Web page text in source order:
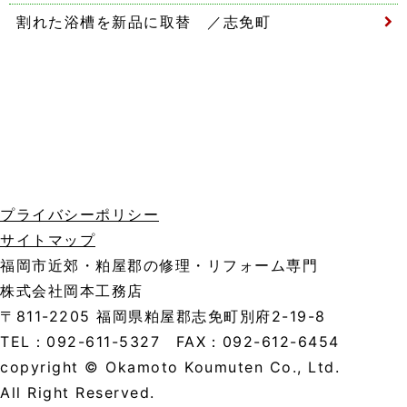
割れた浴槽を新品に取替 ／志免町
プライバシーポリシー
サイトマップ
福岡市近郊・粕屋郡の修理・リフォーム専門
株式会社岡本工務店
〒811-2205 福岡県粕屋郡志免町別府2-19-8
TEL：092-611-5327 FAX：092-612-6454
copyright © Okamoto Koumuten Co., Ltd.
All Right Reserved.